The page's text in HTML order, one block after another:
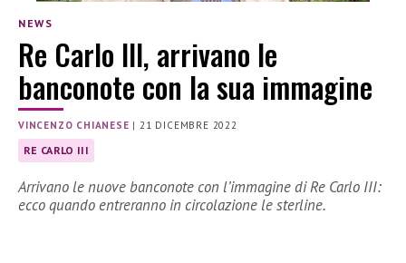
NEWS
Re Carlo III, arrivano le
banconote con la sua immagine
VINCENZO CHIANESE |21 DICEMBRE 2022
RE CARLO III
Arrivano le nuove banconote con l’immagine di Re Carlo III:
ecco quando entreranno in circolazione le sterline.